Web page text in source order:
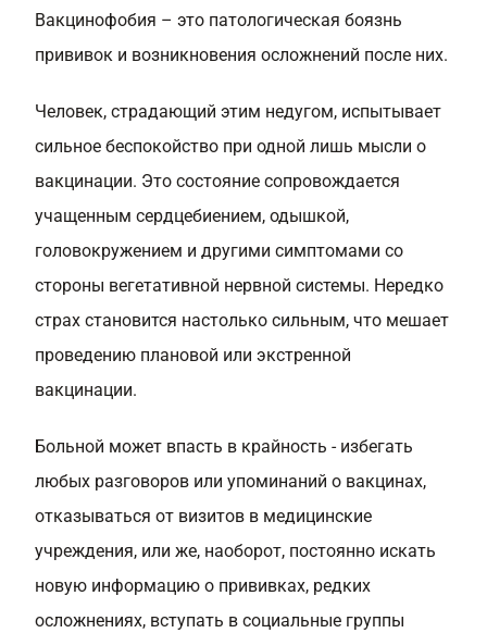
Вакцинофобия – это патологическая боязнь
прививок и возникновения осложнений после них.
Человек, страдающий этим недугом, испытывает
сильное беспокойство при одной лишь мысли о
вакцинации. Это состояние сопровождается
учащенным сердцебиением, одышкой,
головокружением и другими симптомами со
стороны вегетативной нервной системы. Нередко
страх становится настолько сильным, что мешает
проведению плановой или экстренной
вакцинации.
Больной может впасть в крайность - избегать
любых разговоров или упоминаний о вакцинах,
отказываться от визитов в медицинские
учреждения, или же, наоборот, постоянно искать
новую информацию о прививках, редких
осложнениях, вступать в социальные группы